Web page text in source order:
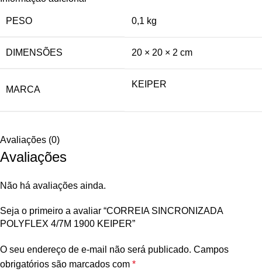
PESO 0,1 kg
DIMENSÕES 20 × 20 × 2 cm
MARCA
KEIPER
Avaliações (0)
Avaliações
Não há avaliações ainda.
Seja o primeiro a avaliar “CORREIA SINCRONIZADA
POLYFLEX 4/7M 1900 KEIPER”
O seu endereço de e-mail não será publicado. Campos
obrigatórios são marcados com *